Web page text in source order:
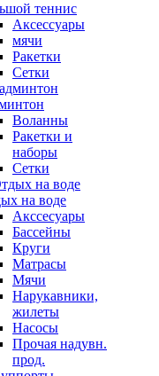
теннис
Аксессуары
мячи
Ракетки
Сетки
Воланны
Ракетки и
наборы
Сетки
на воде
Акссесуары
Бассейны
Круги
Матрасы
Мячи
Нарукавники,
жилеты
Насосы
Прочая надувн.
прод.